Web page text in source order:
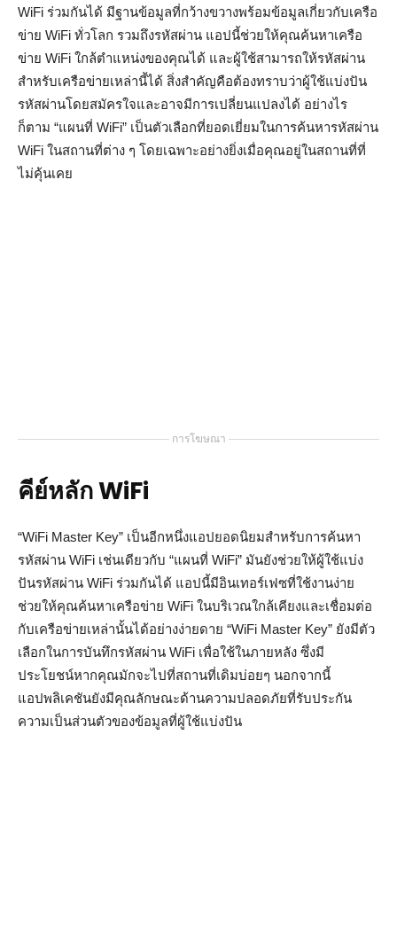
WiFi ร่วมกันได้ มีฐานข้อมูลที่กว้างขวางพร้อมข้อมูลเกี่ยวกับเครือ
ข่าย WiFi ทั่วโลก รวมถึงรหัสผ่าน แอปนี้ช่วยให้คุณค้นหาเครือ
ข่าย WiFi ใกล้ตำแหน่งของคุณได้ และผู้ใช้สามารถให้รหัสผ่าน
สำหรับเครือข่ายเหล่านี้ได้ สิ่งสำคัญคือต้องทราบว่าผู้ใช้แบ่งปัน
รหัสผ่านโดยสมัครใจและอาจมีการเปลี่ยนแปลงได้ อย่างไร
ก็ตาม “แผนที่ WiFi” เป็นตัวเลือกที่ยอดเยี่ยมในการค้นหารหัสผ่าน
WiFi ในสถานที่ต่าง ๆ โดยเฉพาะอย่างยิ่งเมื่อคุณอยู่ในสถานที่ที่
ไม่คุ้นเคย
การโฆษณา
คีย์หลัก WiFi
“WiFi Master Key” เป็นอีกหนึ่งแอปยอดนิยมสำหรับการค้นหา
รหัสผ่าน WiFi เช่นเดียวกับ “แผนที่ WiFi” มันยังช่วยให้ผู้ใช้แบ่ง
ปันรหัสผ่าน WiFi ร่วมกันได้ แอปนี้มีอินเทอร์เฟซที่ใช้งานง่าย
ช่วยให้คุณค้นหาเครือข่าย WiFi ในบริเวณใกล้เคียงและเชื่อมต่อ
กับเครือข่ายเหล่านั้นได้อย่างง่ายดาย “WiFi Master Key” ยังมีตัว
เลือกในการบันทึกรหัสผ่าน WiFi เพื่อใช้ในภายหลัง ซึ่งมี
ประโยชน์หากคุณมักจะไปที่สถานที่เดิมบ่อยๆ นอกจากนี้
แอปพลิเคชันยังมีคุณลักษณะด้านความปลอดภัยที่รับประกัน
ความเป็นส่วนตัวของข้อมูลที่ผู้ใช้แบ่งปัน